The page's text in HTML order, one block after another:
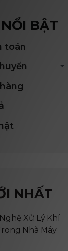
BẬT
toán
NHẤT
Xử Lý Khí
Nhà Máy